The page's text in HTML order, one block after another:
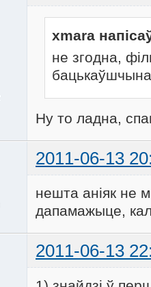
xmara
не згодна,
Ну то ладна,
2011-06-13
нешта аніяк не
дапамажыце,
2011-06-13